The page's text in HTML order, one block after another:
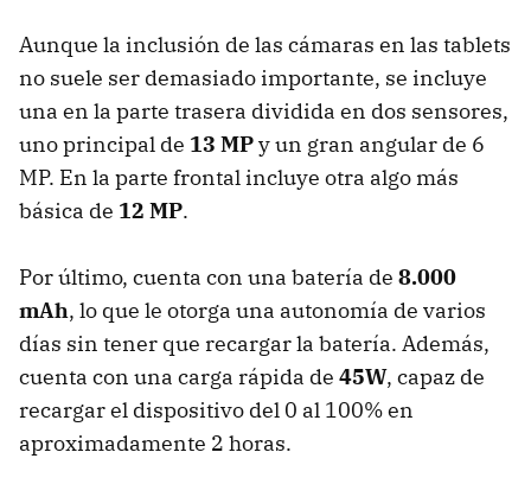
Aunque la inclusión de las cámaras en las tablets
no suele ser demasiado importante, se incluye
una en la parte trasera dividida en dos sensores,
uno principal de 13 MPy un gran angular de 6
MP. En la parte frontal incluye otra algo más
básica de 12 MP.
Por último, cuenta con una batería de 8.000
mAh, lo que le otorga una autonomía de varios
días sin tener que recargar la batería. Además,
cuenta con una carga rápida de 45W, capaz de
recargar el dispositivo del 0 al 100% en
aproximadamente 2 horas.